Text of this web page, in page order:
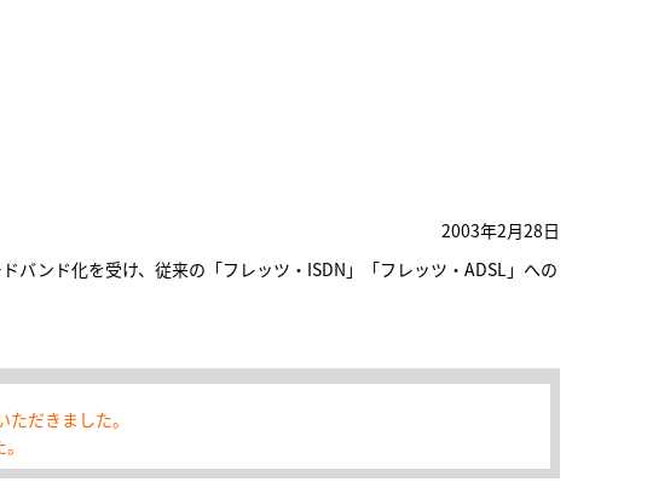
2003年2月28日
ンド化を受け、従来の「フレッツ・ISDN」「フレッツ・ADSL」への
だきました。